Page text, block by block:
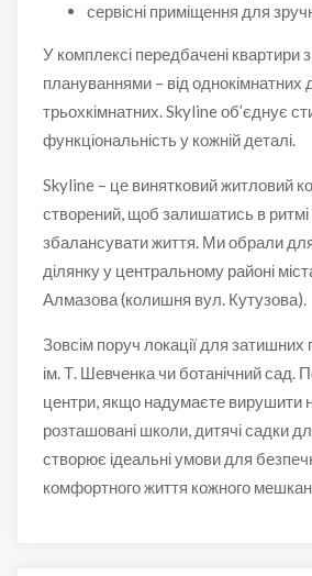
сервісні приміщення для
У комплексі передбачені квартири
плануваннями – від однокімнатних
трьохкімнатних. Skyline об’єднує
функціональність у кожній деталі.
Skyline – це винятковий житловий
створений, щоб залишатись в ритмі
збалансувати життя. Ми обрали
ділянку у центральному районі
Алмазова (колишня вул. Кутузова).
Зовсім поруч локації для затишних
ім. Т. Шевченка чи ботанічний сад.
центри, якщо надумаєте вирушити
розташовані школи, дитячі садки
створює ідеальні умови для
комфортного життя кожного